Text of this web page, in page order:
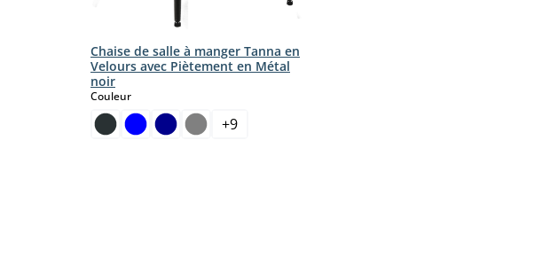
Chaise de salle à manger Tanna en
Velours avec Piètement en Métal
noir
Couleurselect
+9